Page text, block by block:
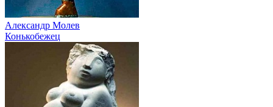
Александр Молев
Конькобежец